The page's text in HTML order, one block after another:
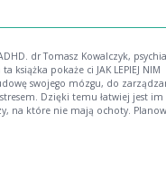
i
swojego mózgu, do
Dzięki temu łatwiej jest im
na które nie mają ochoty.